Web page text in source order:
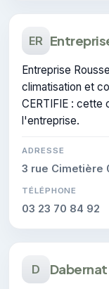
ER
Entreprise
climatisation et
CERTIFIE :
l'entreprise.
ADRESSE
3 rue Cimetière
TÉLÉPHONE
03 23 70 84 92
D Dabernat